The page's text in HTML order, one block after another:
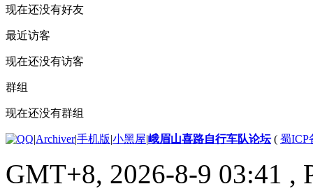
现在还没有好友
最近访客
现在还没有访客
群组
现在还没有群组
|Archiver|手机版|小黑屋|峨眉山喜路自行车队论坛( 蜀ICP
GMT+8, 2026-8-9 03:41 ,